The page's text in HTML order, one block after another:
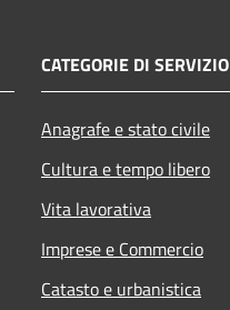
CATEGORIE DI SERVIZIO
Anagrafe e stato civile
Cultura e tempo libero
Vita lavorativa
Imprese e Commercio
Catasto e urbanistica